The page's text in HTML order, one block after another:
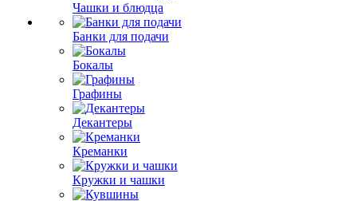
Чашки и блюдца
Банки для подачи
Бокалы
Графины
Декантеры
Креманки
Кружки и чашки